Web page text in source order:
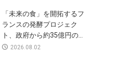
「未来の食」を開拓するフ
ランスの発酵プロジェク
ト、政府から約35億円の...
2026.08.02